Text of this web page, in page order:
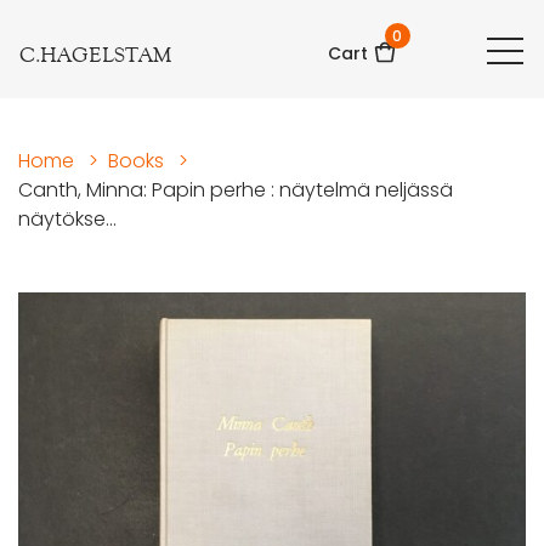
C.HAGELSTAM Cart
0
Home > Books
>
Canth, Minna: Papin perhe : näytelmä neljässä
näytökse...